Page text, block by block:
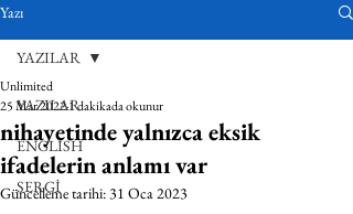
Yazı
YAZILAR
ENGLISH
SERGİ
YAZILAR
nihayetinde yalnızca eksik
ifadelerin anlamı var
Unlimited
25 Mar 20221 dakikada okunur
Güncelleme tarihi:31 Oca 2023